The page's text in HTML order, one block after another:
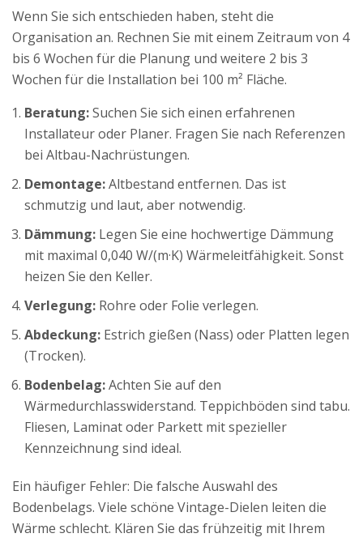
Wenn Sie sich entschieden haben, steht die
Organisation an. Rechnen Sie mit einem Zeitraum von 4
bis 6 Wochen für die Planung und weitere 2 bis 3
Wochen für die Installation bei 100 m² Fläche.
Beratung:Suchen Sie sich einen erfahrenen
Installateur oder Planer. Fragen Sie nach Referenzen
bei Altbau-Nachrüstungen.
Demontage:Altbestand entfernen. Das ist
schmutzig und laut, aber notwendig.
Dämmung: Legen Sie eine hochwertige Dämmung
mit maximal 0,040 W/(m·K) Wärmeleitfähigkeit. Sonst
heizen Sie den Keller.
Verlegung: Rohre oder Folie verlegen.
Abdeckung: Estrich gießen (Nass) oder Platten legen
(Trocken).
Bodenbelag:Achten Sie auf den
Wärmedurchlasswiderstand. Teppichböden sind tabu.
Fliesen, Laminat oder Parkett mit spezieller
Kennzeichnung sind ideal.
Ein häufiger Fehler: Die falsche Auswahl des
Bodenbelags. Viele schöne Vintage-Dielen leiten die
Wärme schlecht. Klären Sie das frühzeitig mit Ihrem